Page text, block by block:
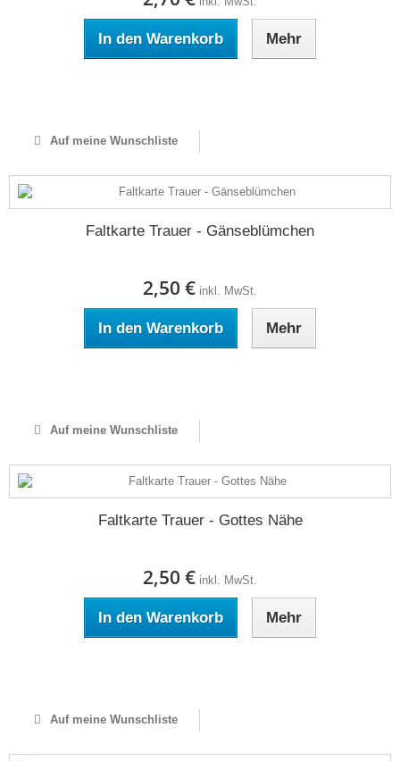
In den Warenkorb Mehr
Auf meine Wunschliste
Faltkarte Trauer - Gänseblümchen
2,50 € inkl. MwSt.
In den Warenkorb Mehr
Auf meine Wunschliste
Faltkarte Trauer - Gottes Nähe
2,50 € inkl. MwSt.
In den Warenkorb Mehr
Auf meine Wunschliste